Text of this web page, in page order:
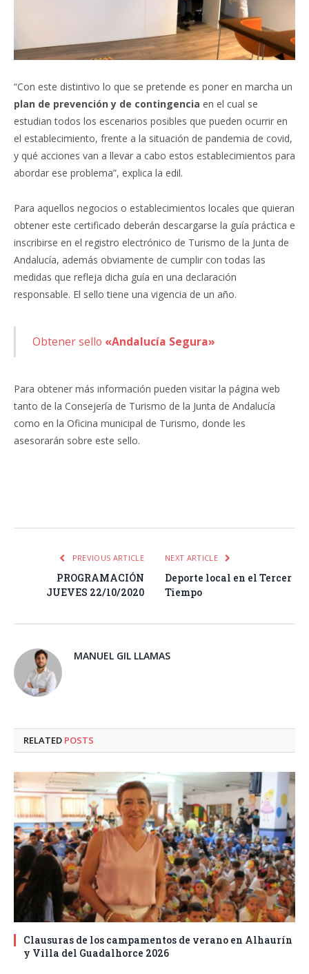
“Con este distintivo lo que se pretende es poner en marcha un
plan de prevención y de contingencia en el cual se
estudian todos los escenarios posibles que pueden ocurrir en
el establecimiento, frente a la situación de pandemia de covid,
y qué acciones van a llevar a cabo estos establecimientos para
abordar ese problema”, explica la edil.
Para aquellos negocios o establecimientos locales que quieran
obtener este certificado deberán descargarse la guía práctica e
inscribirse en el registro electrónico de Turismo de la Junta de
Andalucía, además obviamente de cumplir con todas las
medidas que refleja dicha guía en una declaración
responsable. El sello tiene una vigencia de un año.
Obtener sello «Andalucía Segura»
Para obtener más información pueden visitar la página web
tanto de la Consejería de Turismo de la Junta de Andalucía
como en la Oficina municipal de Turismo, donde les
asesorarán sobre este sello.
PREVIOUS ARTICLE
PROGRAMACIÓN
JUEVES 22/10/2020
NEXT ARTICLE
Deporte local en el Tercer
Tiempo
MANUEL GIL LLAMAS
RELATED POSTS
Clausuras de los campamentos de verano en Alhaurín
y Villa del Guadalhorce 2026